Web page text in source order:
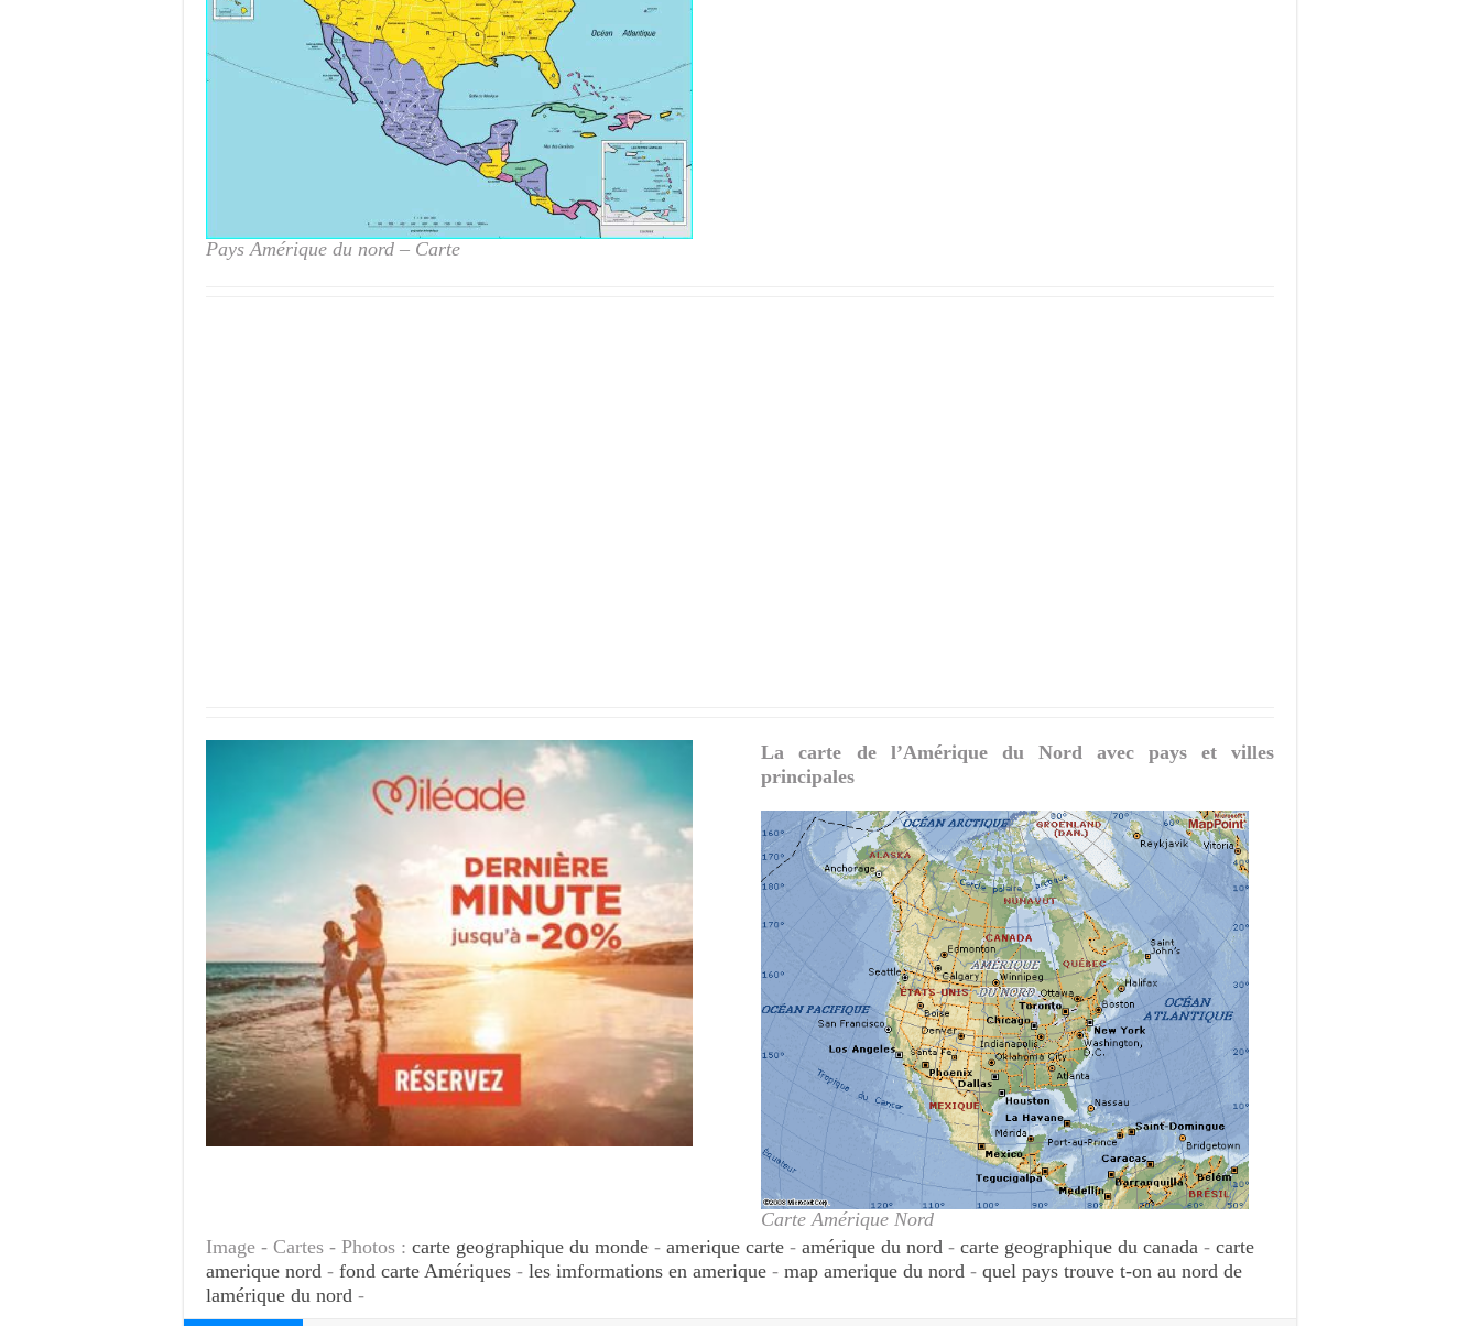
Pays Amérique du nord – Carte
La carte de l’Amérique du Nord avec pays et villes
principales
Carte Amérique Nord
Image - Cartes - Photos : carte geographique du monde - amerique carte - amérique du nord - carte geographique du canada - carte
amerique nord - fond carte Amériques - les imformations en amerique - map amerique du nord - quel pays trouve t-on au nord de
lamérique du nord -